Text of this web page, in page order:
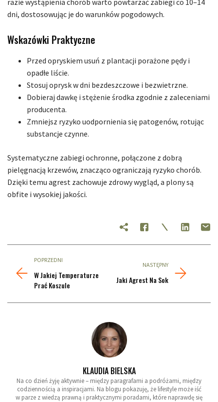
dni, dostosowując je do warunków pogodowych.
Wskazówki Praktyczne
Przed opryskiem usuń z plantacji porażone pędy i
opadłe liście.
Stosuj oprysk w dni bezdeszczowe i bezwietrzne.
Dobieraj dawkę i stężenie środka zgodnie z zaleceniami
producenta.
Zmniejsz ryzyko uodpornienia się patogenów, rotując
substancje czynne.
Systematyczne zabiegi ochronne, połączone z dobrą
pielęgnacją krzewów, znacząco ograniczają ryzyko chorób.
Dzięki temu agrest zachowuje zdrowy wygląd, a plony są
obfite i wysokiej jakości.
POPRZEDNI
W Jakiej Temperaturze
Prać Koszule
NASTĘPNY
Jaki Agrest Na Sok
KLAUDIA BIELSKA
Na co dzień żyję aktywnie – między paragrafami a podróżami, między
codziennością a inspiracjami. Na blogu pokazuję, że lifestyle może iść
w parze z wiedzą prawną i praktycznymi poradami, które naprawdę się